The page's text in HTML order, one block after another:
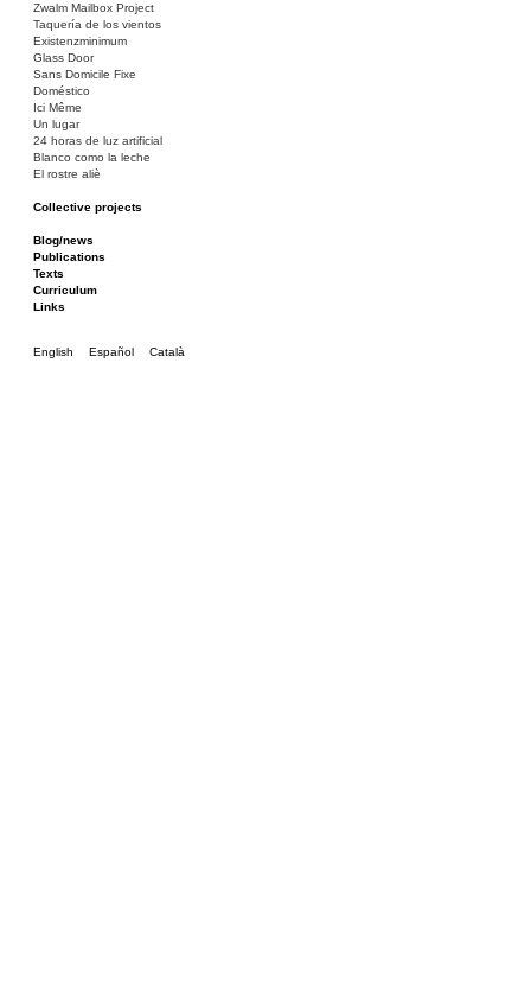
Zwalm Mailbox Project
Taquería de los vientos
Existenzminimum
Glass Door
Sans Domicile Fixe
Doméstico
Ici Même
Un lugar
24 horas de luz artificial
Blanco como la leche
El rostre aliè
Collective projects
Ciza Muzej
Roulotte
Canòdrom/Canòdrom
ON Prat
Rieres/Rambles
Blog/news
Publications
Texts
Curriculum
Links
English Español Català